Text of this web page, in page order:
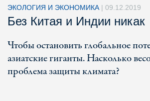
ЭКОЛОГИЯ И ЭКОНОМИКА | 09.12.2019
Без Китая и Индии никак
Чтобы остановить глобальное
азиатские гиганты. Насколько
проблема защиты климата?